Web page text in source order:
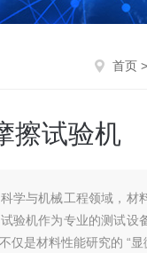
首页 >
擦试验机
学与机械工程领域，材
验机作为专业的测试设
仅是材料性能研究的 “